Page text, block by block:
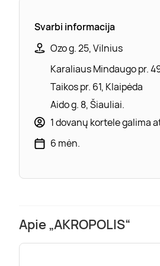
Svarbi informacija
Ozo g. 25, Vilnius
Karaliaus Mindaugo pr.
Taikos pr. 61, Klaipėda
Aido g. 8, Šiauliai.
1 dovanų kortele galima
6 mėn.
Apie „AKROPOLIS“